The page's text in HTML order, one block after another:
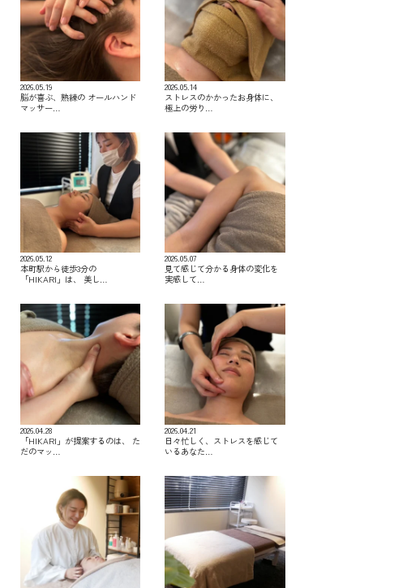
2026.05.19
脳が喜ぶ、熟練の オールハンド
マッサー…
2026.05.14
ストレスのかかったお身体に、
極上の労り…
2026.05.12
本町駅から徒歩3分の
「HIKARI」は、 美し…
2026.05.07
見て感じて分かる身体の変化を
実感して…
2026.04.28
「HIKARI」が提案するのは、 た
だのマッ…
2026.04.21
日々忙しく、ストレスを感じて
いるあなた…